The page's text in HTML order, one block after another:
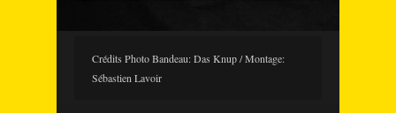
Crédits Photo Bandeau: Das Knup / Montage:
Sébastien Lavoir